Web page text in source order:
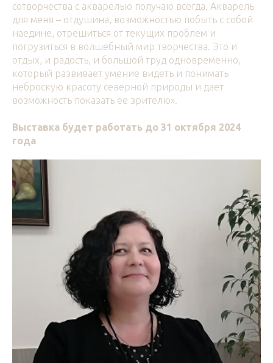
сотворчества с акварелью получаю всегда. Акварель
для меня – отдушина, возможностью побыть с собой
наедине, отрешиться от текущих проблем и
погрузиться в волшебный мир творчества. Это и
отдых, и радость, и большой труд одновременно,
который развивает умение видеть и понимать
неброскую красоту северной природы и дает
возможность показать ее зрителю».
Выставка будет работать до 31 октября 2024
года